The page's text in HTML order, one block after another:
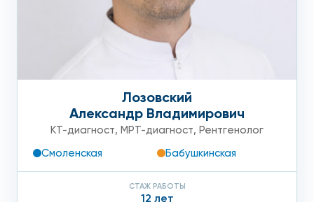
Лозовский
Александр Владимирович
КТ-диагност, МРТ-диагност, Рентгенолог
Смоленская
Бабушкинская
СТАЖ РАБОТЫ
12 лет